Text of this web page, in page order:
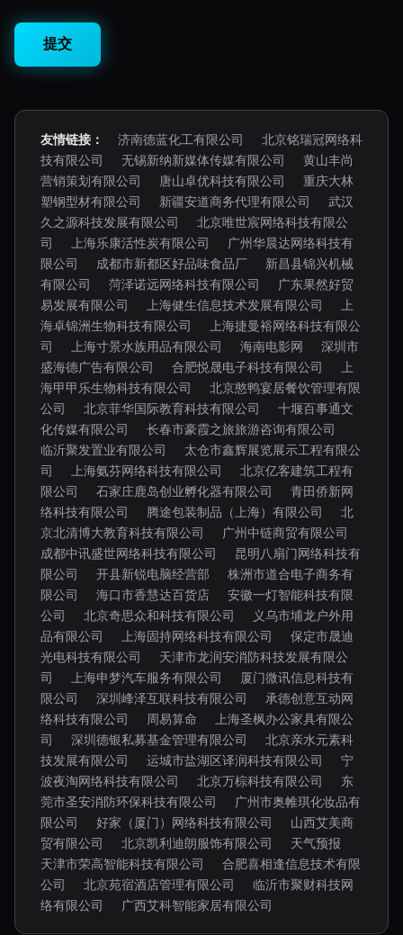
友情链接： 济南德蓝化工有限公司
北京铭瑞冠网络科
技有限公司
无锡新纳新媒体传媒有限公司
黄山丰尚
营销策划有限公司
唐山卓优科技有限公司
重庆大林
塑钢型材有限公司
新疆安道商务代理有限公司
武汉
久之源科技发展有限公司
北京唯世宸网络科技有限公
司
上海乐康活性炭有限公司
广州华晨达网络科技有
限公司
成都市新都区好品味食品厂
新昌县锦兴机械
有限公司
菏泽诺远网络科技有限公司
广东果然好贸
易发展有限公司
上海健生信息技术发展有限公司
上
海卓锦洲生物科技有限公司
上海捷曼裕网络科技有限公
司
上海寸景水族用品有限公司 海南电影网
深圳市
盛海德广告有限公司
合肥悦晟电子科技有限公司
上
海甲甲乐生物科技有限公司
北京憨鸭宴居餐饮管理有限
公司
北京菲华国际教育科技有限公司
十堰百事通文
化传媒有限公司
长春市豪霞之旅旅游咨询有限公司
临沂聚发置业有限公司
太仓市鑫辉展览展示工程有限公
司
上海氨芬网络科技有限公司
北京亿客建筑工程有
限公司
石家庄鹿岛创业孵化器有限公司
青田侨新网
络科技有限公司
腾途包装制品（上海）有限公司
北
京北清博大教育科技有限公司
广州中链商贸有限公司
成都中讯盛世网络科技有限公司
昆明八扇门网络科技有
限公司
开县新锐电脑经营部
株洲市道合电子商务有
限公司
海口市香慧达百货店
安徽一灯智能科技有限
公司
北京奇思众和科技有限公司
义乌市埔龙户外用
品有限公司
上海固持网络科技有限公司
保定市晟迪
光电科技有限公司
天津市龙润安消防科技发展有限公
司
上海申梦汽车服务有限公司
厦门微讯信息科技有
限公司
深圳峰泽互联科技有限公司
承德创意互动网
络科技有限公司
周易算命
上海圣枫办公家具有限公
司
深圳德银私募基金管理有限公司
北京亲水元素科
技发展有限公司
运城市盐湖区译润科技有限公司
宁
波夜淘网络科技有限公司
北京万棕科技有限公司
东
莞市圣安消防环保科技有限公司
广州市奥帷琪化妆品有
限公司
好家（厦门）网络科技有限公司
山西艾美商
贸有限公司
北京凯利迪朗服饰有限公司
天气预报
天津市荣高智能科技有限公司
合肥喜相逢信息技术有限
公司
北京苑宿酒店管理有限公司
临沂市聚财科技网
络有限公司
广西艾科智能家居有限公司